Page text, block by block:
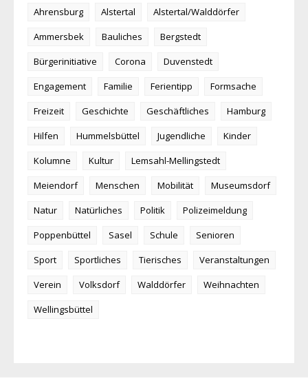
Ahrensburg Alstertal
Alstertal/Walddörfer
Ammersbek
Bauliches
Bergstedt
Bürgerinitiative
Corona
Duvenstedt
Engagement
Familie Ferientipp
Formsache
Freizeit
Geschichte Geschäftliches
Hamburg
Hilfen
Hummelsbüttel Jugendliche
Kinder
Kolumne
Kultur
Lemsahl-Mellingstedt
Meiendorf
Menschen Mobilität
Museumsdorf
Natur
Natürliches Politik
Polizeimeldung
Poppenbüttel
Sasel Schule
Senioren
Sport
Sportliches Tierisches
Veranstaltungen
Verein
Volksdorf Walddörfer
Weihnachten
Wellingsbüttel